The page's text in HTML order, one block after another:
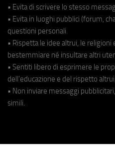
• Evita di scrivere lo stesso
• Evita in luoghi pubblici (forum,
questioni personali.
• Rispetta le idee altrui, le religioni
bestemmiare né insultare altri
• Sentiti libero di esprimere le
dell'educazione e del rispetto altrui.
• Non inviare messaggi
simili.